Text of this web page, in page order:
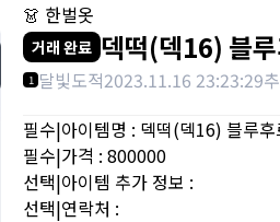
👗 한벌옷
거래 완료 덱떡(덱16) 블
1 달빛도적2023.11.16 23:23:29
필수|아이템명 : 덱떡(덱16) 블루
필수|가격 : 800000
선택|아이템 추가 정보 :
선택|연락처 :